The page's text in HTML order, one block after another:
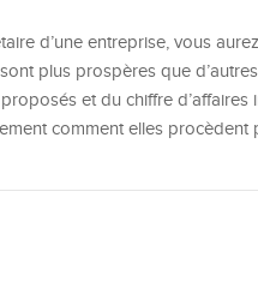
d’une entreprise, vous
plus prospères que
et du chiffre d’affaires
comment elles procèdent